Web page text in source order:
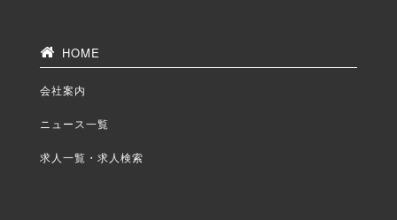
HOME
会社案内
ニュース一覧
求人一覧・求人検索